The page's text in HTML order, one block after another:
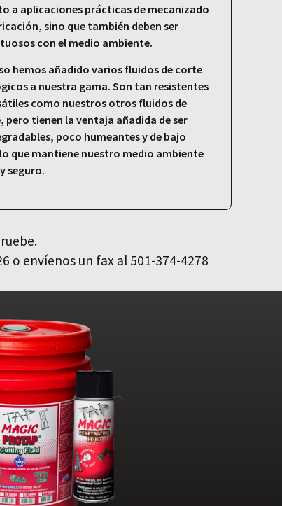
a aplicaciones prácticas de mecanizado
sino que también deben ser
con el medio ambiente.
hemos añadido varios fluidos de corte
a nuestra gama. Son tan resistentes
como nuestros otros fluidos de
pero tienen la ventaja añadida de ser
poco humeantes y de bajo
que mantiene nuestro medio ambiente
seguro.
o envíenos un fax al 501-374-4278